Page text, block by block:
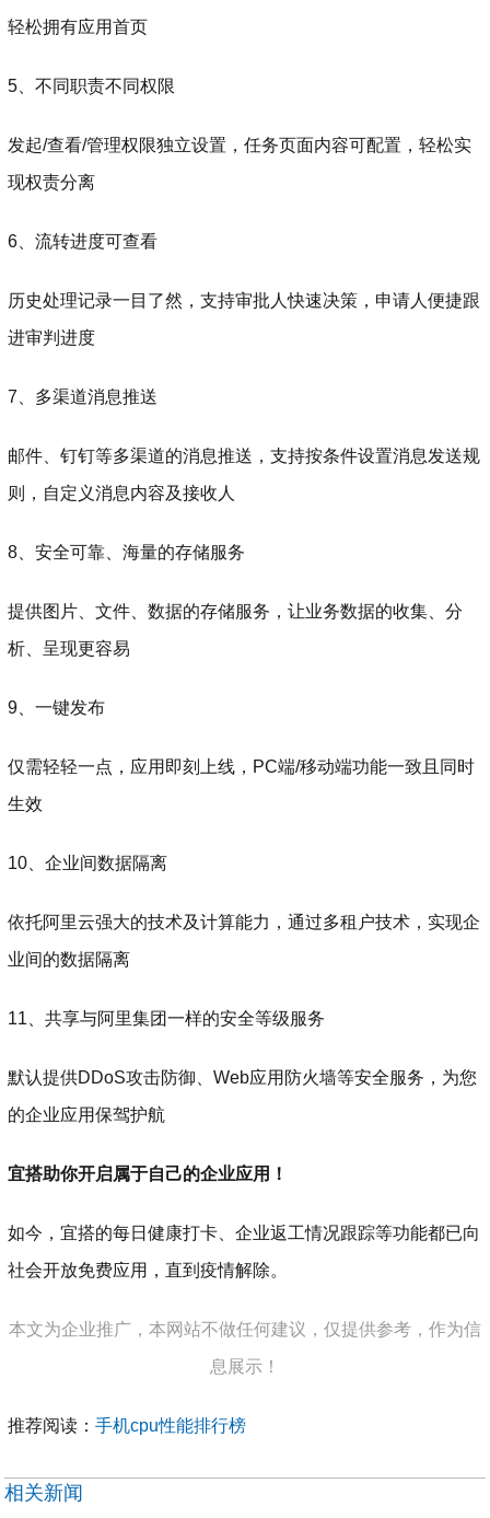
轻松拥有应用首页
5、不同职责不同权限
发起/查看/管理权限独立设置，任务页面内容可配置，轻松实
现权责分离
6、流转进度可查看
历史处理记录一目了然，支持审批人快速决策，申请人便捷跟
进审判进度
7、多渠道消息推送
邮件、钉钉等多渠道的消息推送，支持按条件设置消息发送规
则，自定义消息内容及接收人
8、安全可靠、海量的存储服务
提供图片、文件、数据的存储服务，让业务数据的收集、分
析、呈现更容易
9、一键发布
仅需轻轻一点，应用即刻上线，PC端/移动端功能一致且同时
生效
10、企业间数据隔离
依托阿里云强大的技术及计算能力，通过多租户技术，实现企
业间的数据隔离
11、共享与阿里集团一样的安全等级服务
默认提供DDoS攻击防御、Web应用防火墙等安全服务，为您
的企业应用保驾护航
宜搭助你开启属于自己的企业应用！
如今，宜搭的每日健康打卡、企业返工情况跟踪等功能都已向
社会开放免费应用，直到疫情解除。
本文为企业推广，本网站不做任何建议，仅提供参考，作为信
息展示！
推荐阅读：手机cpu性能排行榜
相关新闻